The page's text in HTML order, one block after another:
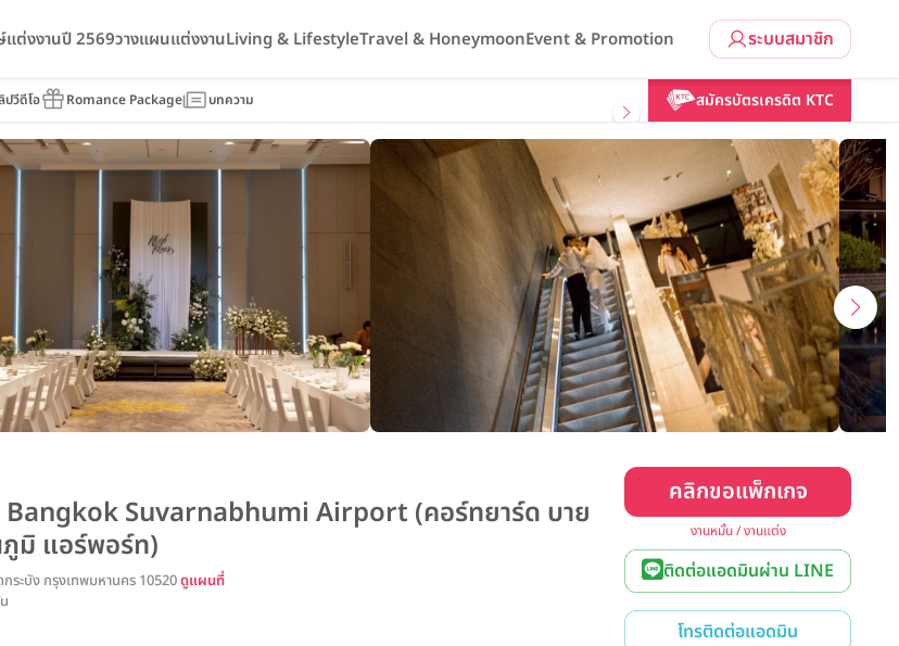
ระบบสมาชิก
แต่งงานปี 2569วางแผนแต่งงานLiving & LifestyleTravel & HoneymoonEvent & Promotion
ปวีดีโอ Romance Package บทความ สมัครบัตรเครดิต KTC
Suvarnabhumi Airport (คอร์ทยาร์ด บาย แมริออท
คลิกขอแพ็กเกจ
Suvarnabhumi Airport (คอร์ทยาร์ด บาย
มิ แอร์พอร์ท)
กระบัง กรุงเทพมหานคร 10520ดูแผนที่
คลิกขอแพ็กเกจ
งานหมั้น / งานแต่ง
ติดต่อแอดมินผ่าน LINE
โทรติดต่อแอดมิน